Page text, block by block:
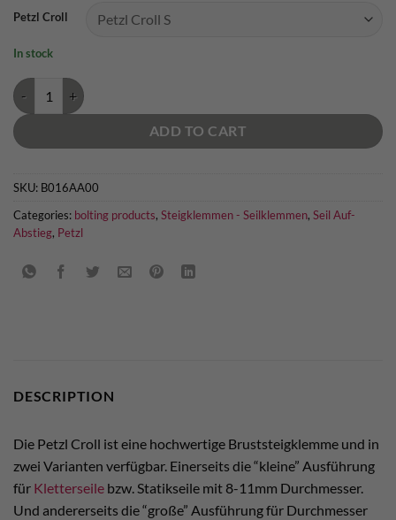
Petzl Croll
In stock
Petzl Croll Bruststeigklemme quantity
ADD TO CART
SKU: B016AA00
Categories: bolting products, Steigklemmen - Seilklemmen, Seil Auf-
Abstieg, Petzl
DESCRIPTION
Die Petzl Croll ist eine hochwertige Bruststeigklemme und in
zwei Varianten verfügbar. Einerseits die “kleine” Ausführung
für Kletterseile bzw. Statikseile mit 8-11mm Durchmesser.
Und andererseits die “große” Ausführung für Durchmesser